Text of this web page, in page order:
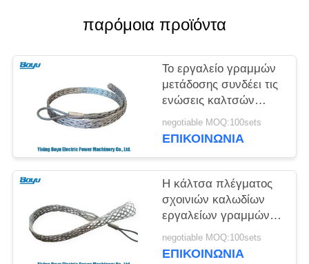
POLICY
παρόμοια προϊόντα
Το εργαλείο γραμμών
μετάδοσης συνδέει τις
ενώσεις καλτσών
πλέγματος σχοινιών
καλωδίων εργαλείων
negotiable MOQ:100sets
ΕΠΙΚΟΙΝΩΝΊΑ
Η κάλτσα πλέγματος
σχοινιών καλωδίων
εργαλείων γραμμών
μετάδοσης ενώνει το
συνδετήρα μανικιών
negotiable MOQ:100sets
ΕΠΙΚΟΙΝΩΝΊΑ